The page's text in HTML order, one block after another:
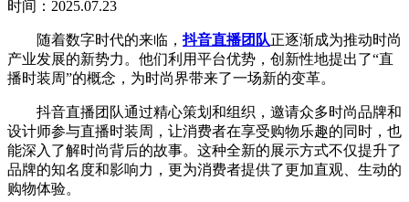
时间：2025.07.23
随着数字时代的来临，抖音直播团队正逐渐成为推动时尚
产业发展的新势力。他们利用平台优势，创新性地提出了“直
播时装周”的概念，为时尚界带来了一场新的变革。
抖音直播团队通过精心策划和组织，邀请众多时尚品牌和
设计师参与直播时装周，让消费者在享受购物乐趣的同时，也
能深入了解时尚背后的故事。这种全新的展示方式不仅提升了
品牌的知名度和影响力，更为消费者提供了更加直观、生动的
购物体验。